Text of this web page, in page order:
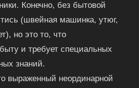
Конечно, без бытовой
(швейная машинка, утюг,
но это то, что
и требует специальных
знаний.
выраженный неординарной